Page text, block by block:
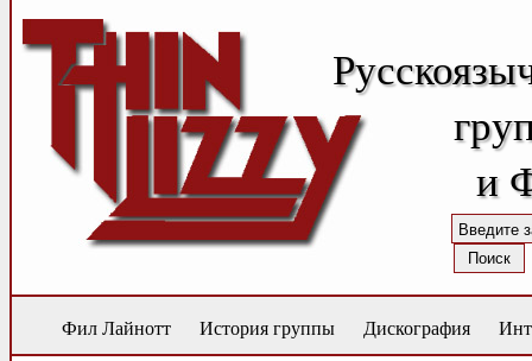
и
Фил Лайнотт История группы Дискография